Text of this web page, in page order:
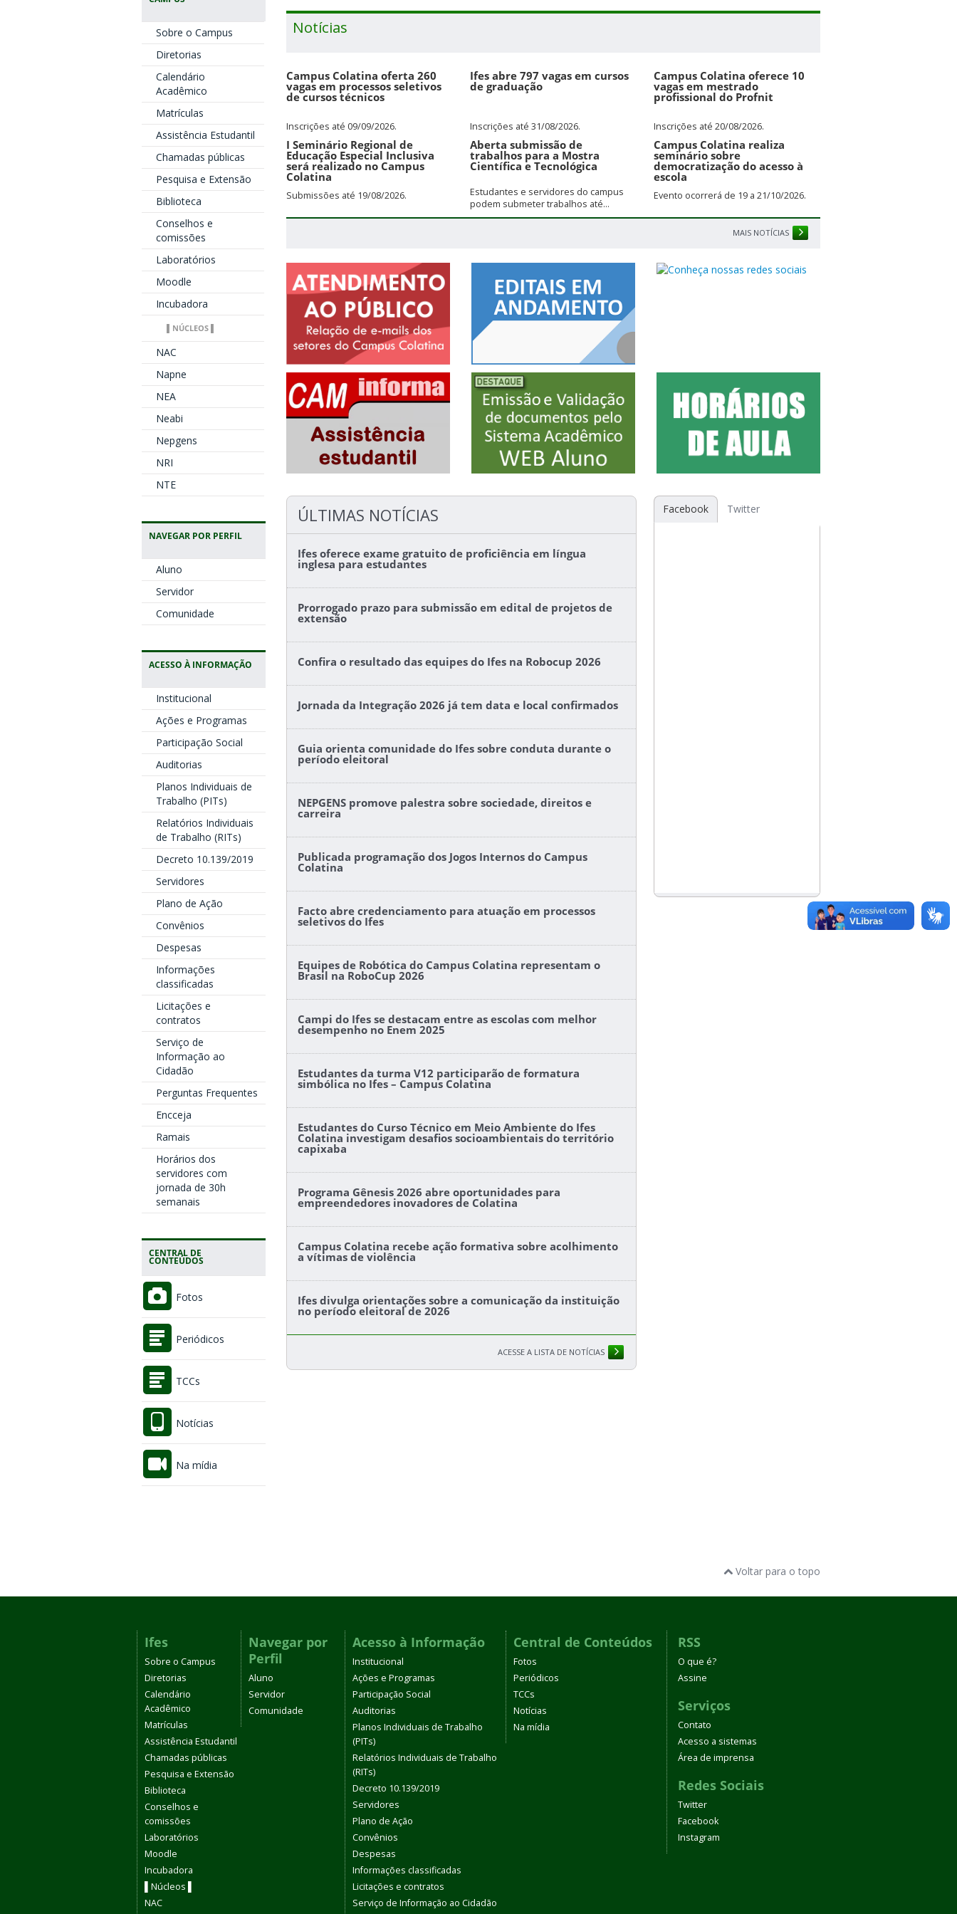
Sobre o Campus
Diretorias
Calendário
Acadêmico
Matrículas
Assistência Estudantil
Chamadas públicas
Pesquisa e Extensão
Biblioteca
Conselhos e
comissões
Laboratórios
Moodle
Incubadora
▌NÚCLEOS ▌
NAC
Napne
NEA
Neabi
Nepgens
NRI
NTE
NAVEGAR POR PERFIL
Aluno
Servidor
Comunidade
ACESSO À INFORMAÇÃO
Institucional
Ações e Programas
Participação Social
Auditorias
Planos Individuais de
Trabalho (PITs)
Relatórios Individuais
de Trabalho (RITs)
Decreto 10.139/2019
Servidores
Plano de Ação
Convênios
Despesas
Informações
classificadas
Licitações e
contratos
Serviço de
Informação ao
Cidadão
Perguntas Frequentes
Encceja
Ramais
Horários dos
servidores com
jornada de 30h
semanais
CENTRAL DE
CONTEÚDOS
Fotos
Periódicos
TCCs
Notícias
Na mídia
Notícias
Campus Colatina oferta 260
vagas em processos seletivos
de cursos técnicos
Inscrições até 09/09/2026.
Ifes abre 797 vagas em cursos
de graduação
Inscrições até 31/08/2026.
Campus Colatina oferece 10
vagas em mestrado
profissional do Profnit
Inscrições até 20/08/2026.
I Seminário Regional de
Educação Especial Inclusiva
será realizado no Campus
Colatina
Submissões até 19/08/2026.
Aberta submissão de
trabalhos para a Mostra
Científica e Tecnológica
Estudantes e servidores do campus
podem submeter trabalhos até...
Campus Colatina realiza
seminário sobre
democratização do acesso à
escola
Evento ocorrerá de 19 a 21/10/2026.
MAIS NOTÍCIAS
ÚLTIMAS NOTÍCIAS
Ifes oferece exame gratuito de proficiência em língua
inglesa para estudantes
Prorrogado prazo para submissão em edital de projetos de
extensão
Confira o resultado das equipes do Ifes na Robocup 2026
Jornada da Integração 2026 já tem data e local confirmados
Guia orienta comunidade do Ifes sobre conduta durante o
período eleitoral
NEPGENS promove palestra sobre sociedade, direitos e
carreira
Publicada programação dos Jogos Internos do Campus
Colatina
Facto abre credenciamento para atuação em processos
seletivos do Ifes
Equipes de Robótica do Campus Colatina representam o
Brasil na RoboCup 2026
Campi do Ifes se destacam entre as escolas com melhor
desempenho no Enem 2025
Estudantes da turma V12 participarão de formatura
simbólica no Ifes – Campus Colatina
Estudantes do Curso Técnico em Meio Ambiente do Ifes
Colatina investigam desafios socioambientais do território
capixaba
Programa Gênesis 2026 abre oportunidades para
empreendedores inovadores de Colatina
Campus Colatina recebe ação formativa sobre acolhimento
a vítimas de violência
Ifes divulga orientações sobre a comunicação da instituição
no período eleitoral de 2026
ACESSE A LISTA DE NOTÍCIAS
Facebook Twitter
Voltar para o topo
Ifes
Sobre o Campus
Diretorias
Calendário
Acadêmico
Matrículas
Assistência Estudantil
Chamadas públicas
Pesquisa e Extensão
Biblioteca
Conselhos e
comissões
Laboratórios
Moodle
Incubadora
▌Núcleos ▌
NAC
Navegar por
Perfil
Aluno
Servidor
Comunidade
Acesso à Informação
Institucional
Ações e Programas
Participação Social
Auditorias
Planos Individuais de Trabalho
(PITs)
Relatórios Individuais de Trabalho
(RITs)
Decreto 10.139/2019
Servidores
Plano de Ação
Convênios
Despesas
Informações classificadas
Licitações e contratos
Serviço de Informação ao Cidadão
Central de Conteúdos
Fotos
Periódicos
TCCs
Notícias
Na mídia
RSS
O que é?
Assine
Serviços
Contato
Acesso a sistemas
Área de imprensa
Redes Sociais
Twitter
Facebook
Instagram